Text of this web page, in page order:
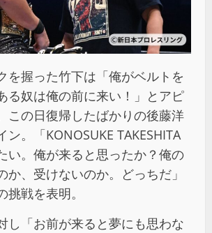
を握った竹下は「俺がベルトを
る奴は俺の前に来い！」とアピ
この日復帰したばかりの後藤洋
ン。「KONOSUKE TAKESHITA
い。俺が来ると思ったか？俺の
か、受けないのか。どっちだ」
挑戦を表明。
し「お前が来ると夢にも思わな